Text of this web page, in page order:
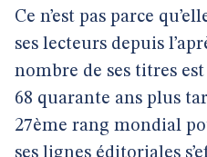
Ce n’est pas parce
ses lecteurs depuis
nombre de ses titres est
68 quarante ans plus
27ème rang mondial
ses lignes éditoriales